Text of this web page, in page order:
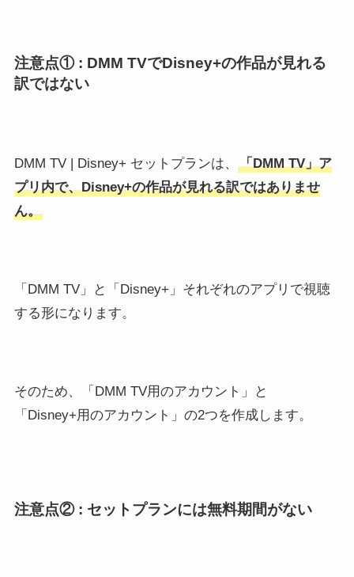
注意点① : DMM TVでDisney+の作品が見れる
訳ではない
DMM TV | Disney+ セットプランは、
「DMM TV」ア
プリ内で、Disney+の作品が見れる訳ではありませ
ん。
「DMM TV」と「Disney+」それぞれのアプリで視聴
する形になります。
そのため、「DMM TV用のアカウント」と
「Disney+用のアカウント」の2つを作成します。
注意点② : セットプランには無料期間がない